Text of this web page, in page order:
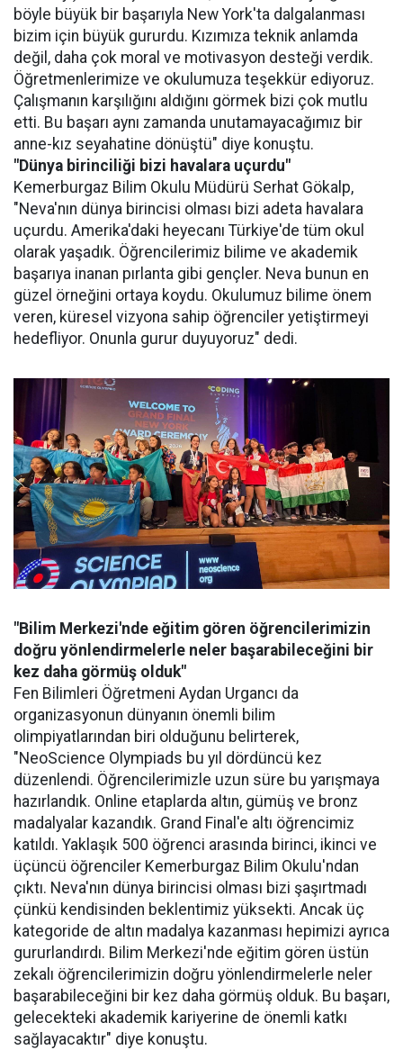
böyle büyük bir başarıyla New York'ta dalgalanması
bizim için büyük gururdu. Kızımıza teknik anlamda
değil, daha çok moral ve motivasyon desteği verdik.
Öğretmenlerimize ve okulumuza teşekkür ediyoruz.
Çalışmanın karşılığını aldığını görmek bizi çok mutlu
etti. Bu başarı aynı zamanda unutamayacağımız bir
anne-kız seyahatine dönüştü" diye konuştu.
"Dünya birinciliği bizi havalara uçurdu"
Kemerburgaz Bilim Okulu Müdürü Serhat Gökalp,
"Neva'nın dünya birincisi olması bizi adeta havalara
uçurdu. Amerika'daki heyecanı Türkiye'de tüm okul
olarak yaşadık. Öğrencilerimiz bilime ve akademik
başarıya inanan pırlanta gibi gençler. Neva bunun en
güzel örneğini ortaya koydu. Okulumuz bilime önem
veren, küresel vizyona sahip öğrenciler yetiştirmeyi
hedefliyor. Onunla gurur duyuyoruz" dedi.
"Bilim Merkezi'nde eğitim gören öğrencilerimizin
doğru yönlendirmelerle neler başarabileceğini bir
kez daha görmüş olduk"
Fen Bilimleri Öğretmeni Aydan Urgancı da
organizasyonun dünyanın önemli bilim
olimpiyatlarından biri olduğunu belirterek,
"NeoScience Olympiads bu yıl dördüncü kez
düzenlendi. Öğrencilerimizle uzun süre bu yarışmaya
hazırlandık. Online etaplarda altın, gümüş ve bronz
madalyalar kazandık. Grand Final'e altı öğrencimiz
katıldı. Yaklaşık 500 öğrenci arasında birinci, ikinci ve
üçüncü öğrenciler Kemerburgaz Bilim Okulu'ndan
çıktı. Neva'nın dünya birincisi olması bizi şaşırtmadı
çünkü kendisinden beklentimiz yüksekti. Ancak üç
kategoride de altın madalya kazanması hepimizi ayrıca
gururlandırdı. Bilim Merkezi'nde eğitim gören üstün
zekalı öğrencilerimizin doğru yönlendirmelerle neler
başarabileceğini bir kez daha görmüş olduk. Bu başarı,
gelecekteki akademik kariyerine de önemli katkı
sağlayacaktır" diye konuştu.